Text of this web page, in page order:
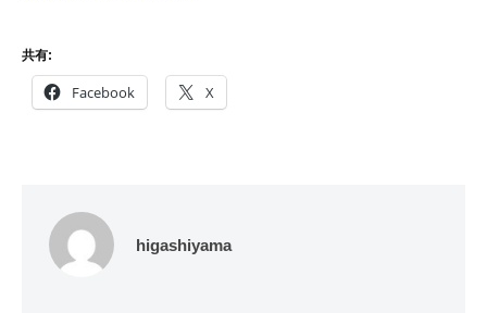
共有:
Facebook X
higashiyama